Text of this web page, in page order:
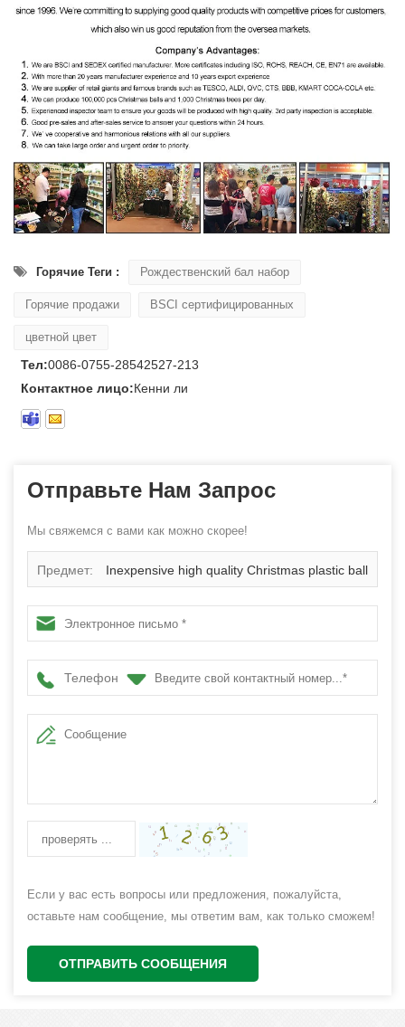
Горячие Теги : Рождественский бал набор
Горячие продажи BSCI сертифицированных
цветной цвет
Тел:0086-0755-28542527-213
Контактное лицо:Кенни ли
Отправьте Нам Запрос
Мы свяжемся с вами как можно скорее!
Предмет: Inexpensive high quality Christmas plastic ball
garland
Телефон
Если у вас есть вопросы или предложения, пожалуйста,
оставьте нам сообщение, мы ответим вам, как только сможем!
ОТПРАВИТЬ СООБЩЕНИЯ